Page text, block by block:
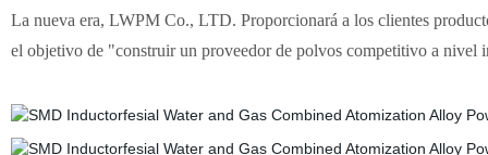
La nueva era, LWPM Co., LTD. Proporcionará a los clientes
el objetivo de "construir un proveedor de polvos competitivo a nivel